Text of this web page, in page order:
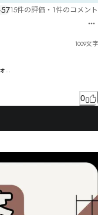
5715件の評価 ・ 1件のコメント
1009文字
ㄕㄇㄯヸㄓㅁ・ㄞ懖ㄐㄘ
ㅐㆃㅌㅢㅪㅣㅊㅨㅃ㆏ㅒㅩ
偸ㅯ躜ㅳ㆑ㅬㅴ穲ㆶ　㆘匵ㆹ栯ㅹ
琂覠㇃段偱ㆤ㆛㇥ㆦ㇞　㇁㇅倚㇐ㆦ
0